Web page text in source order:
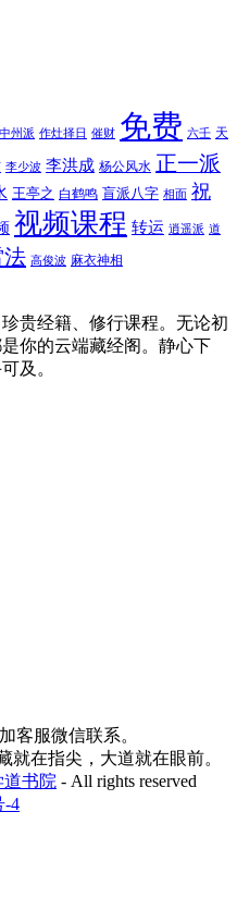
中州派 作灶择日 催财 免费 六壬 天
李少波 李洪成 杨公风水 正一派
王亭之 白鹤鸣 盲派八字 相面 祝
视频课程 转运 逍遥派 道
法 高俊波 麻衣神相
贵经籍、修行课程。无论初
你的云端藏经阁。静心下
及。
客服微信联系。
就在指尖，大道就在眼前。
道书院 - All rights reserved
-4